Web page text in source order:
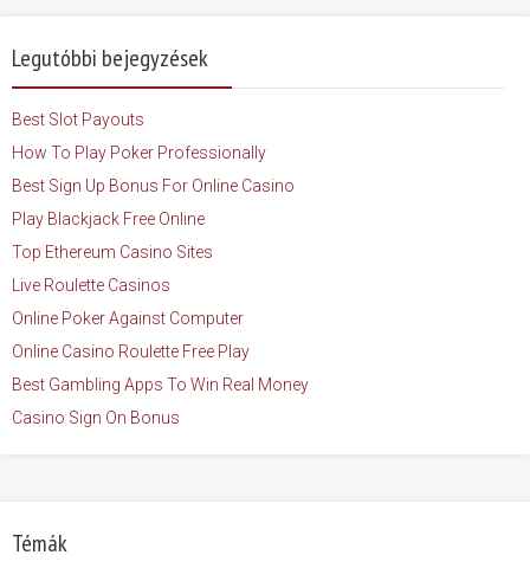
Legutóbbi bejegyzések
Best Slot Payouts
How To Play Poker Professionally
Best Sign Up Bonus For Online Casino
Play Blackjack Free Online
Top Ethereum Casino Sites
Live Roulette Casinos
Online Poker Against Computer
Online Casino Roulette Free Play
Best Gambling Apps To Win Real Money
Casino Sign On Bonus
Témák